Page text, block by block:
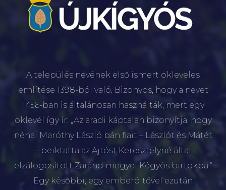
A település nevének első ismert okleveles
említése 1398-ból való. Bizonyos, hogy a nevet
1456-ban is általánosan használták, mert egy
oklevél így ír: „Az aradi káptalan bizonyítja, hogy
néhai Maróthy László bán fiait – Lászlót és Mátét
– beiktatta az Ajtóst Keresztélyné által
elzálogosított Zaránd megyei Kégyós birtokba.”
Egy későbbi, egy emberöltővel ezután